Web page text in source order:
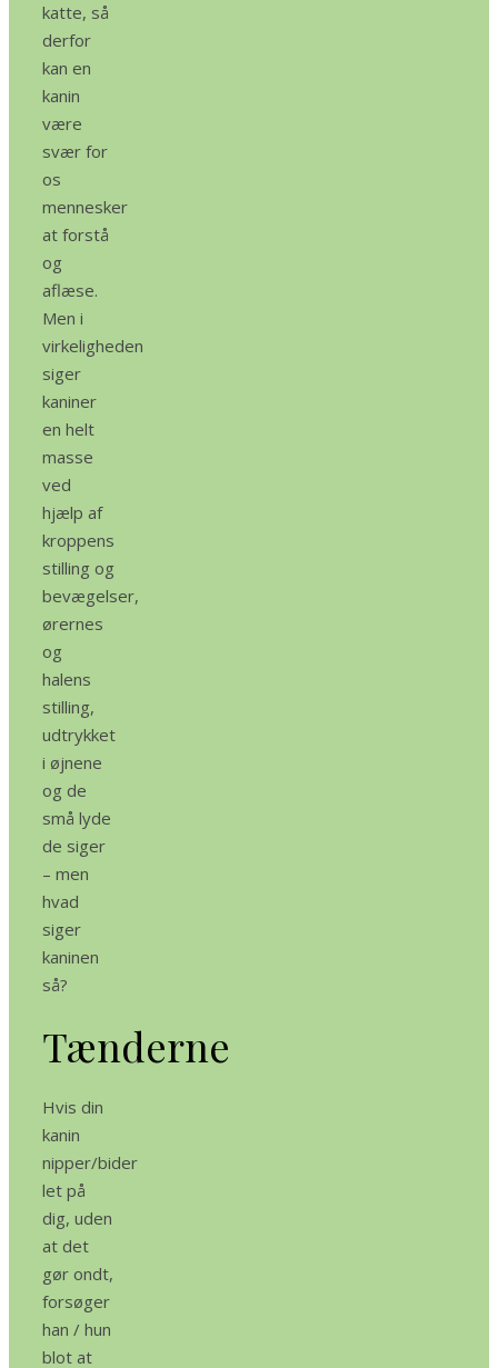
katte, så
derfor
kan en
kanin
være
svær for
os
mennesker
at forstå
og
aflæse.
Men i
virkeligheden
siger
kaniner
en helt
masse
ved
hjælp af
kroppens
stilling og
bevægelser,
ørernes
og
halens
stilling,
udtrykket
i øjnene
og de
små lyde
de siger
– men
hvad
siger
kaninen
så?
Tænderne
Hvis din
kanin
nipper/bider
let på
dig, uden
at det
gør ondt,
forsøger
han / hun
blot at